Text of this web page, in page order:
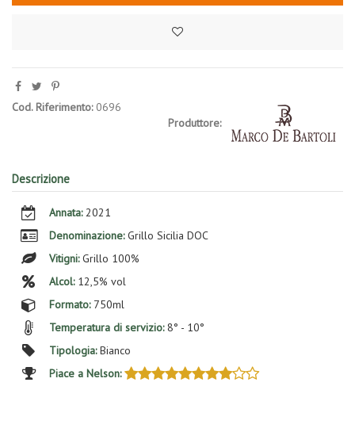
Produttore:
Cod. Riferimento: 0696
Descrizione
Annata:2021
Denominazione:Grillo Sicilia DOC
Vitigni:Grillo 100%
Alcol: 12,5% vol
Formato: 750ml
Temperatura di servizio:8° - 10°
Tipologia:Bianco
Piace a Nelson: